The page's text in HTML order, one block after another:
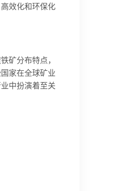
效化和环保化
矿分布特点，
家在全球矿业
中扮演着至关